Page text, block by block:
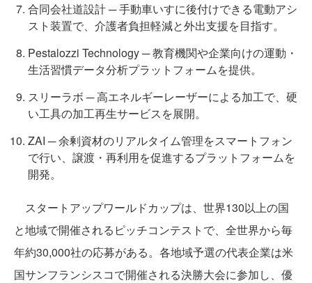
合同会社道設計 ─ 手動車いすに後付けできる電動アシ
スト装置で、介護者負担軽減と外出支援を目指す。
Pestalozzi Technology ─ 教育機関や企業向けの運動・
生活習慣データ分析プラットフォームを提供。
スリーラボ ─ 高エネルギーレーザーによる加工で、硬
い工具の加工再生サービスを展開。
ZAI ─ 余剰資材のリアルタイム管理をスマートフォン
で行い、譲渡・再利用を促進するプラットフォームを
開発。
スタートアップワールドカップは、世界130以上の国
と地域で開催されるピッチコンテストで、全世界から毎
年約30,000社の応募がある。各地域予選の代表企業は米
国サンフランシスコで開催される決勝大会に参加し、優